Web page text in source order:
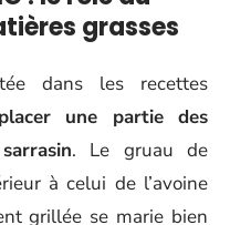
grasses
dans les recettes
une partie des
. Le gruau de
à celui de l’avoine
grillée se marie bien